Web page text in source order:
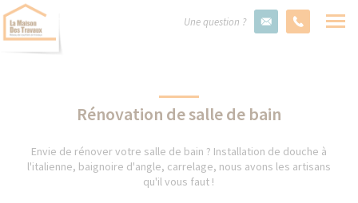
Une question ?
Rénovation de salle de bain
Envie de rénover votre salle de bain ? Installation de douche à
l'italienne, baignoire d'angle, carrelage, nous avons les artisans
qu'il vous faut !